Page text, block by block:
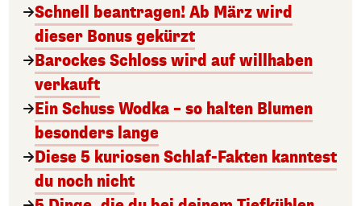
Schnell beantragen! Ab März wird
dieser Bonus gekürzt
Barockes Schloss wird auf willhaben
verkauft
Ein Schuss Wodka – so halten Blumen
besonders lange
Diese 5 kuriosen Schlaf-Fakten kanntest
du noch nicht